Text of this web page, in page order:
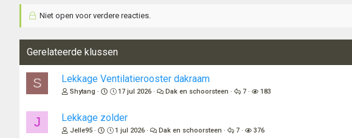
Niet open voor verdere reacties.
Gerelateerde klussen
S Lekkage Ventilatierooster dakraam
Shytang 17 jul 2026 Dak en schoorsteen 7 183
J Lekkage zolder
Jelle95 1 jul 2026 Dak en schoorsteen 7 376